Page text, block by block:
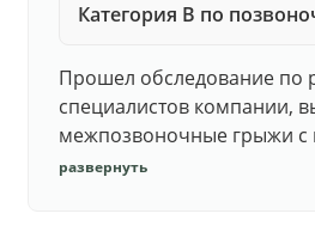
Категория В по
Прошел обследование по
специалистов компании,
межпозвоночные грыжи
функций. Юристы
развернуть